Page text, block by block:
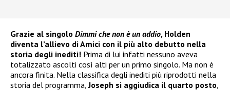
Grazie al singolo Dimmi che non è un addio, Holden
diventa l’allievo di Amici con il più alto debutto nella
storia degli inediti! Prima di lui infatti nessuno aveva
totalizzato ascolti così alti per un primo singolo. Ma non è
ancora finita. Nella classifica degli inediti più riprodotti nella
storia del programma,Joseph si aggiudica il quarto posto,